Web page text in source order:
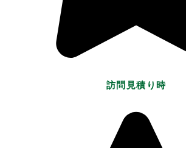
訪問見積り時